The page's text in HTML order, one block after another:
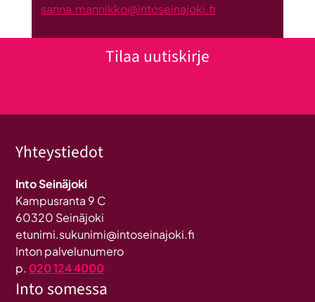
sanna.mannikko@intoseinajoki.fi
Tilaa uutiskirje
Yhteystiedot
Into Seinäjoki
Kampusranta 9 C
60320 Seinäjoki
etunimi.sukunimi@intoseinajoki.fi
Inton palvelunumero
p. 020 124 4000
Into somessa